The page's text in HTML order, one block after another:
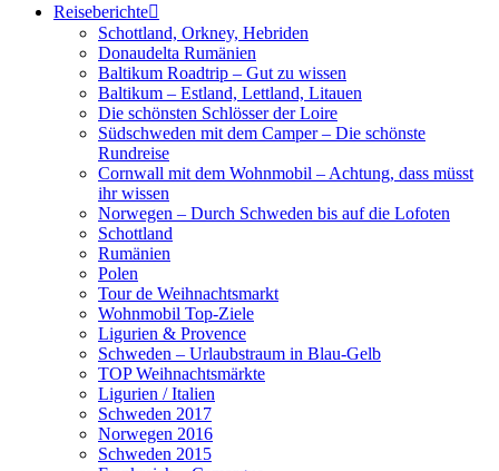
Reiseberichte
Schottland, Orkney, Hebriden
Donaudelta Rumänien
Baltikum Roadtrip – Gut zu wissen
Baltikum – Estland, Lettland, Litauen
Die schönsten Schlösser der Loire
Südschweden mit dem Camper – Die schönste
Rundreise
Cornwall mit dem Wohnmobil – Achtung, dass müsst
ihr wissen
Norwegen – Durch Schweden bis auf die Lofoten
Schottland
Rumänien
Polen
Tour de Weihnachtsmarkt
Wohnmobil Top-Ziele
Ligurien & Provence
Schweden – Urlaubstraum in Blau-Gelb
TOP Weihnachtsmärkte
Ligurien / Italien
Schweden 2017
Norwegen 2016
Schweden 2015